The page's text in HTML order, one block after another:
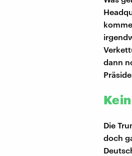
dann
Die
doch